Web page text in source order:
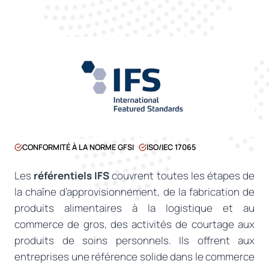
CONFORMITÉ À LA NORME GFSI ISO/IEC 17065
Les référentiels IFScouvrent toutes les étapes de
la chaîne d’approvisionnement, de la fabrication de
produits alimentaires à la logistique et au
commerce de gros, des activités de courtage aux
produits de soins personnels. Ils offrent aux
entreprises une référence solide dans le commerce